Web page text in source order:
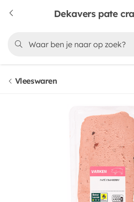
Dekavers pate
Vleeswaren